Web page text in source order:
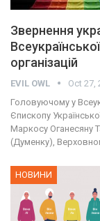
Звернення
організацій
EVIL OWL Oct 27,
Головуючому у
Єпископу
Маркосу Оганесяну
(Думенку),
НОВИНИ